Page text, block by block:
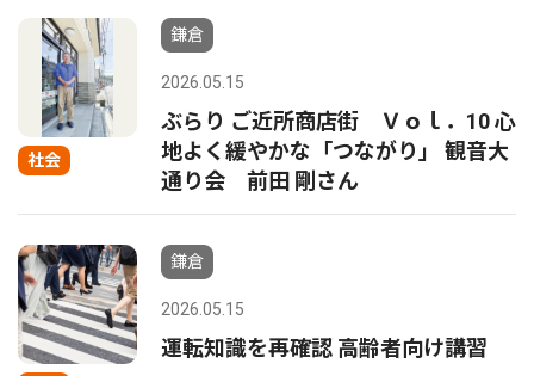
社会
鎌倉
2026.05.15
ぶらり ご近所商店街 Ｖｏｌ．10 心
地よく緩やかな「つながり」 観音大
通り会 前田 剛さん
鎌倉
2026.05.15
運転知識を再確認 高齢者向け講習